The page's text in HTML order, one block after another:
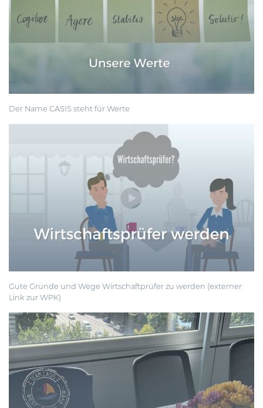
Der Name CASIS steht für Werte
Gute Gründe und Wege Wirtschaftprüfer zu werden (externer
Link zur WPK)